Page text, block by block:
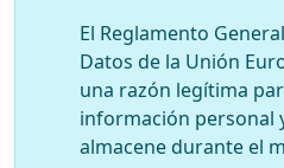
El Reglamento
Datos de la Unión
una razón legítima
información personal
almacene durante el